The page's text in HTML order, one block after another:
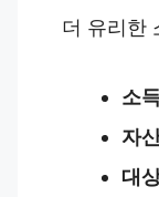
더 유리한
소
자
대